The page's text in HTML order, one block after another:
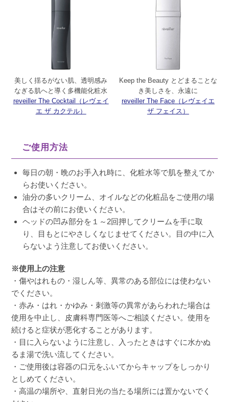
美しく揺るがない肌、透明感み
なぎる肌へと導く多機能化粧水
reveiller The Cocktail（レヴェイ
エ ザ カクテル）
Keep the Beauty とどまることな
き美しさを、永遠に
reveiller The Face（レヴェイエ
ザ フェイス）
ご使用方法
毎日の朝・晩のお手入れ時に、化粧水等で肌を整えてか
らお使いください。
油分の多いクリーム、オイルなどの化粧品をご使用の場
合はその前にお使いください。
ヘッドの凹み部分を１～2回押してクリームを手に取
り、目もとにやさしくなじませてください。目の中に入
らないよう注意してお使いください。
※使用上の注意
・傷やはれもの・湿しん等、異常のある部位には使わない
でください。
・赤み・はれ・かゆみ・刺激等の異常があらわれた場合は
使用を中止し、皮膚科専門医等へご相談ください。使用を
続けると症状が悪化することがあります。
・目に入らないように注意し、入ったときはすぐに水かぬ
るま湯で洗い流してください。
・ご使用後は容器の口元をふいてからキャップをしっかり
としめてください。
・高温の場所や、直射日光の当たる場所には置かないでく